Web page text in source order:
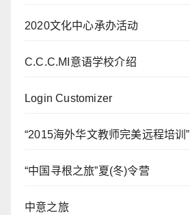
2020文化中心承办活动
C.C.C.MI意语学校介绍
Login Customizer
“2015海外华文教师完美远程培训
“中国寻根之旅”夏(冬)令营
中意之旅